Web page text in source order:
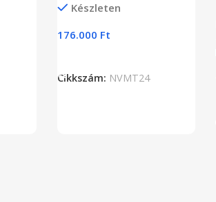
Készleten
176.000 Ft
Cikkszám: NVMT24